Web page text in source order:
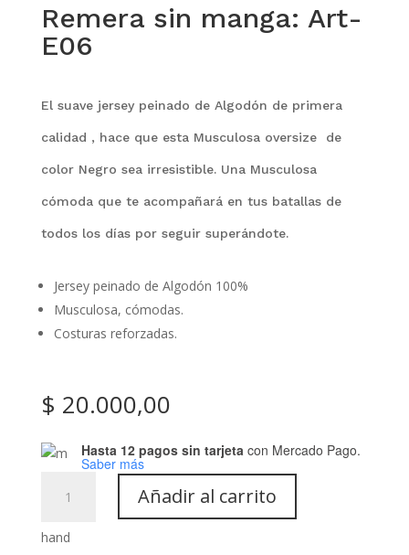
Remera sin manga: Art-
E06
El suave jersey peinado de Algodón de primera
calidad , hace que esta Musculosa oversize de
color Negro sea irresistible. Una Musculosa
cómoda que te acompañará en tus batallas de
todos los días por seguir superándote.
Jersey peinado de Algodón 100%
Musculosa, cómodas.
Costuras reforzadas.
$ 20.000,00
Hasta 12 pagos sin tarjeta con Mercado Pago.
Saber más
Art-
Añadir al carrito